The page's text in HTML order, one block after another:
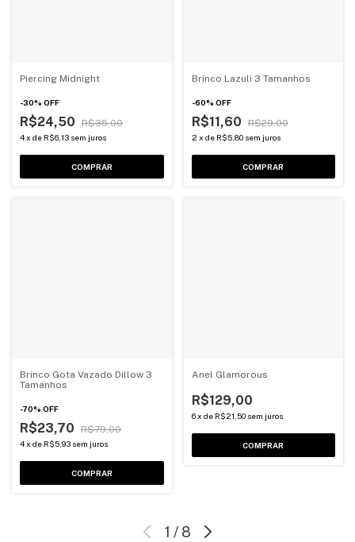
Piercing Midnight
-30% OFF
R$24,50 R$35,00
4x de R$6,13 sem juros
COMPRAR
Brinco Lazuli 3 Tamanhos
-60% OFF
R$11,60 R$29,00
2 x de R$5,80 sem juros
COMPRAR
Brinco Gota Vazado Dillow 3
Tamanhos
-70% OFF
R$23,70 R$79,00
4x de R$5,93 sem juros
COMPRAR
Anel Glamorous
R$129,00
6 x de R$21,50 sem juros
COMPRAR
1 / 8